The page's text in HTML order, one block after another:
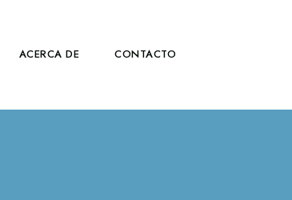
ACERCA DE CONTACTO